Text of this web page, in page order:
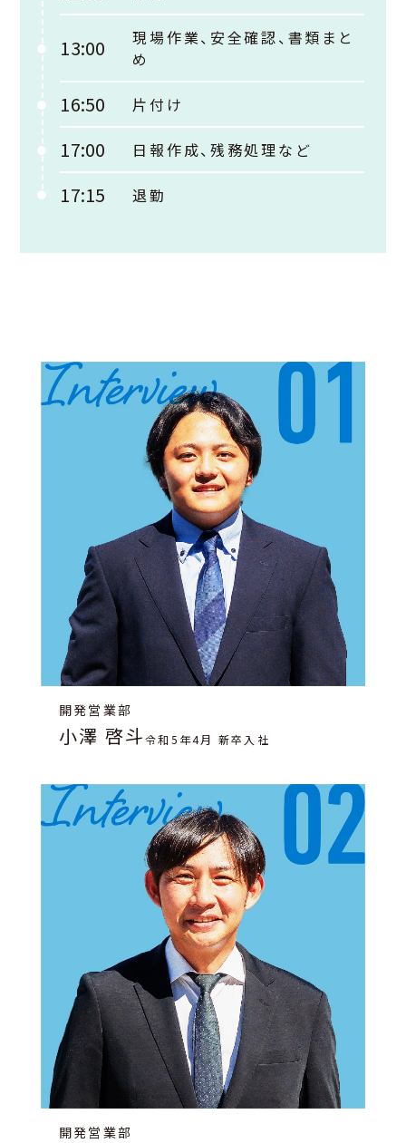
13:00
現場作業、安全確認、書類まと
め
16:50 片付け
17:00 日報作成、残務処理など
17:15 退勤
開発営業部
小澤 啓斗令和5年4月 新卒入社
開発営業部